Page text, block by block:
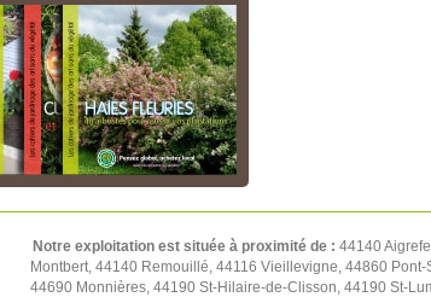
Notre exploitation est située à proximité de : 44140
Montbert, 44140 Remouillé, 44116 Vieillevigne, 44860
44690 Monnières, 44190 St-Hilaire-de-Clisson, 44190 St-